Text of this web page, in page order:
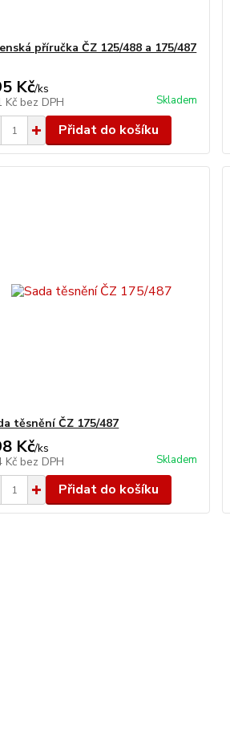
příručka ČZ 125/488 a 175/487
Kč/ks
Kč bez DPH Skladem
Přidat do košíku
těsnění ČZ 175/487
Kč/ks
Kč bez DPH Skladem
Přidat do košíku